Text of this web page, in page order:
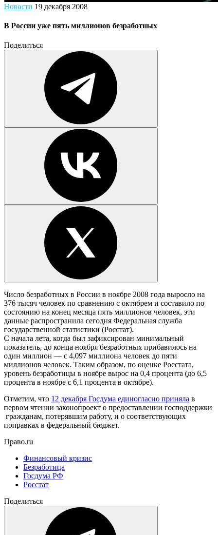
Новости 19 декабря 2008
В России уже пять миллионов безработных
Поделиться
Число безработных в России в ноябре 2008 года выросло на
376 тысяч человек по сравнению с октябрем и составило по
состоянию на конец месяца пять миллионов человек, эти
данные распространила сегодня Федеральная служба
государственной статистики (Росстат).
С начала лета, когда был зафиксирован минимальный
показатель, до конца ноября безработных прибавилось на
один миллион — с 4,097 миллиона человек до пяти
миллионов человек. Таким образом, по оценке Росстата,
уровень безработицы в ноябре вырос на 0,4 процента (до 6,5
процента в ноябре с 6,1 процента в октябре).
Отметим, что 12 декабря Госдума единогласно приняла в
первом чтении законопроект о предоставлении господдержки
гражданам, потерявшим работу, и о соответствующих
поправках в федеральный бюджет.
Право.ru
Финансовый кризис
Безработица
Госдума РФ
Росстат
Поделиться